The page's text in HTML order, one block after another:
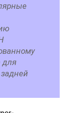
для